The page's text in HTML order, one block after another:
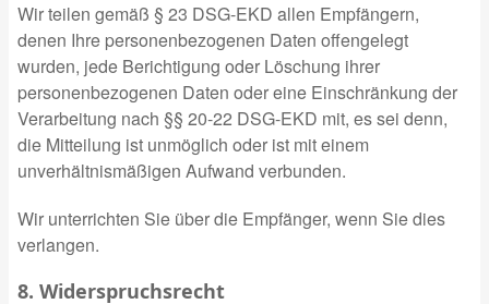
Wir teilen gemäß § 23 DSG-EKD allen Empfängern,
denen Ihre personenbezogenen Daten offengelegt
wurden, jede Berichtigung oder Löschung ihrer
personenbezogenen Daten oder eine Einschränkung der
Verarbeitung nach §§ 20-22 DSG-EKD mit, es sei denn,
die Mitteilung ist unmöglich oder ist mit einem
unverhältnismäßigen Aufwand verbunden.
Wir unterrichten Sie über die Empfänger, wenn Sie dies
verlangen.
8. Widerspruchsrecht